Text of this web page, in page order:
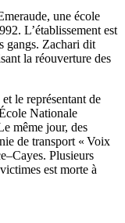
une école
L’établissement est
gangs. Zachari dit
la réouverture des
le représentant de
Nationale
même jour, des
de transport « Voix
Plusieurs
est morte à